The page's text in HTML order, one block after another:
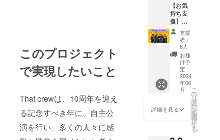
このプロジェクト
で実現したいこと
That crewは、10周年を迎え
る記念すべき年に、自主公
演を行い、多くの人々に感
関西コレク
ション 振り
付け、出演
などの経歴
を持ち、
2024年に結
成10周年を
迎える。
2020年には
単独ダンス
公演を主催
【お気
持ち支
援】た
だただ
That
crewを
応援し
たい！
メール
にてお
礼の
メッ
セージ
を送ら
せてい
ただき
支援
者：
8人
お届
け予
定：
2024
年06
月
詳細を見る
こ
の
リ
タ
ー
ン
を
選
択
す
る